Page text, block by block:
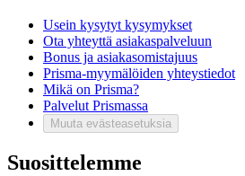
Usein kysytyt kysymykset
Ota yhteyttä asiakaspalveluun
Bonus ja asiakasomistajuus
Prisma-myymälöiden yhteystiedot
Mikä on Prisma?
Palvelut Prismassa
Muuta evästeasetuksia
Suosittelemme